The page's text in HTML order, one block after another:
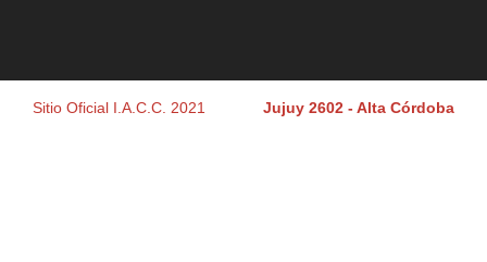
Sitio Oficial I.A.C.C. 2021 Jujuy 2602 - Alta Córdoba